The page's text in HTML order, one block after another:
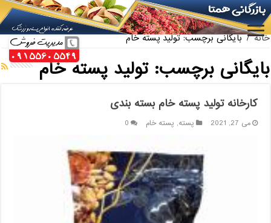
ارائه کننده بهترین پسته کله قوچی سیرجان
خانه / بایگانی برچسب: تولید پسته خام
بایگانی برچسب:تولید پسته خام
کارخانه تولید پسته خام بسته بندی
می 27, 2021 پسته, پسته خام 0